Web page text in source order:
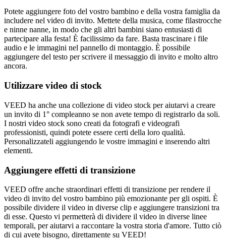
Potete aggiungere foto del vostro bambino e della vostra famiglia da
includere nel video di invito. Mettete della musica, come filastrocche
e ninne nanne, in modo che gli altri bambini siano entusiasti di
partecipare alla festa! È facilissimo da fare. Basta trascinare i file
audio e le immagini nel pannello di montaggio. È possibile
aggiungere del testo per scrivere il messaggio di invito e molto altro
ancora.
Utilizzare video di stock
VEED ha anche una collezione di video stock per aiutarvi a creare
un invito di 1° compleanno se non avete tempo di registrarlo da soli.
I nostri video stock sono creati da fotografi e videografi
professionisti, quindi potete essere certi della loro qualità.
Personalizzateli aggiungendo le vostre immagini e inserendo altri
elementi.
Aggiungere effetti di transizione
VEED offre anche straordinari effetti di transizione per rendere il
video di invito del vostro bambino più emozionante per gli ospiti. È
possibile dividere il video in diverse clip e aggiungere transizioni tra
di esse. Questo vi permetterà di dividere il video in diverse linee
temporali, per aiutarvi a raccontare la vostra storia d'amore. Tutto ciò
di cui avete bisogno, direttamente su VEED!